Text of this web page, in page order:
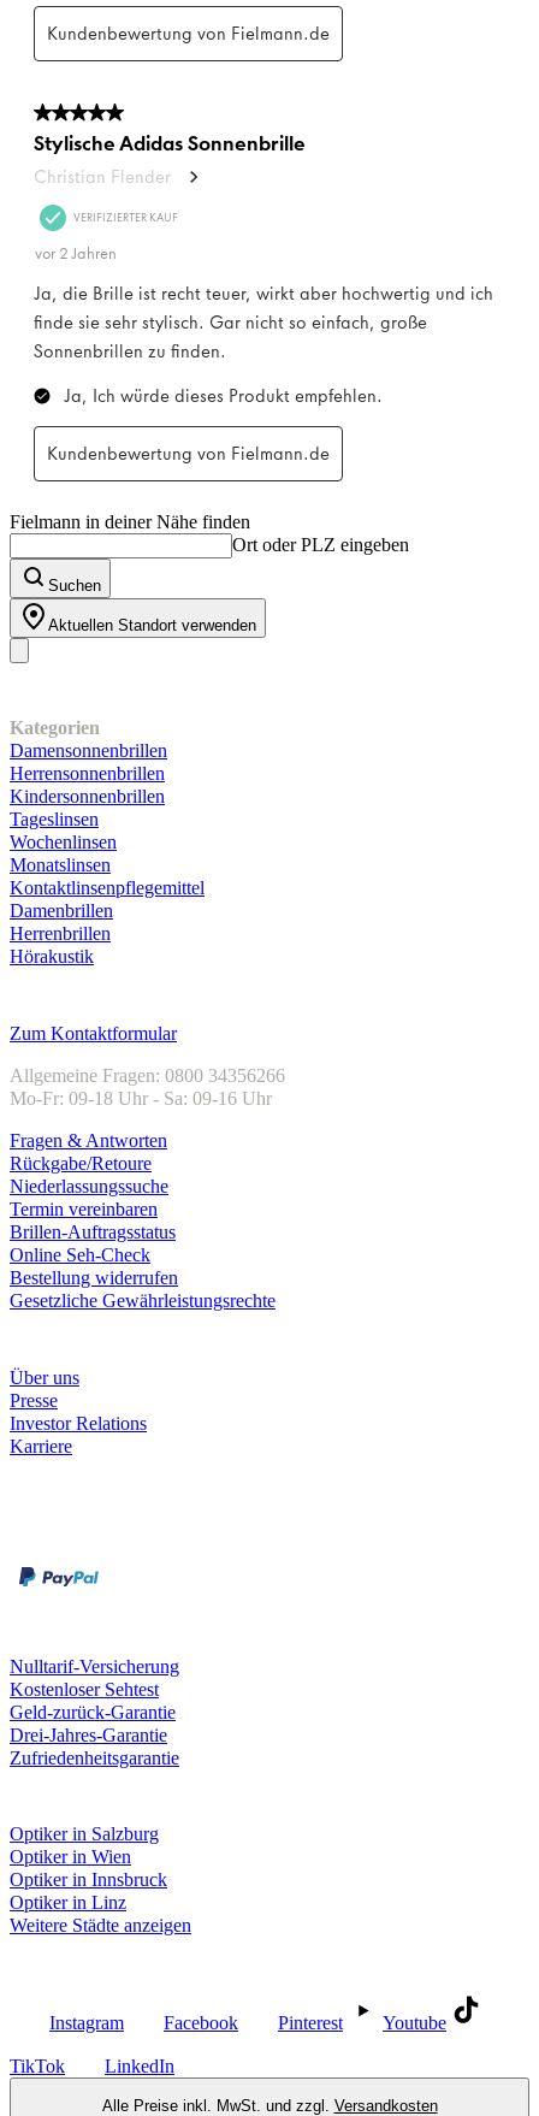
Fielmann in deiner Nähe finden
Ort oder PLZ eingeben
Suchen
Aktuellen Standort verwenden
Kategorien
Damensonnenbrillen
Herrensonnenbrillen
Kindersonnenbrillen
Tageslinsen
Wochenlinsen
Monatslinsen
Kontaktlinsenpflegemittel
Damenbrillen
Herrenbrillen
Hörakustik
Zum Kontaktformular
Allgemeine Fragen: 0800 34356266
Mo-Fr: 09-18 Uhr - Sa: 09-16 Uhr
Fragen & Antworten
Rückgabe/Retoure
Niederlassungssuche
Termin vereinbaren
Brillen-Auftragsstatus
Online Seh-Check
Bestellung widerrufen
Gesetzliche Gewährleistungsrechte
Über uns
Presse
Investor Relations
Karriere
Nulltarif-Versicherung
Kostenloser Sehtest
Geld-zurück-Garantie
Drei-Jahres-Garantie
Zufriedenheitsgarantie
Optiker in Salzburg
Optiker in Wien
Optiker in Innsbruck
Optiker in Linz
Weitere Städte anzeigen
Instagram Facebook Pinterest Youtube
TikTok LinkedIn
Alle Preise inkl. MwSt. und zzgl. Versandkosten